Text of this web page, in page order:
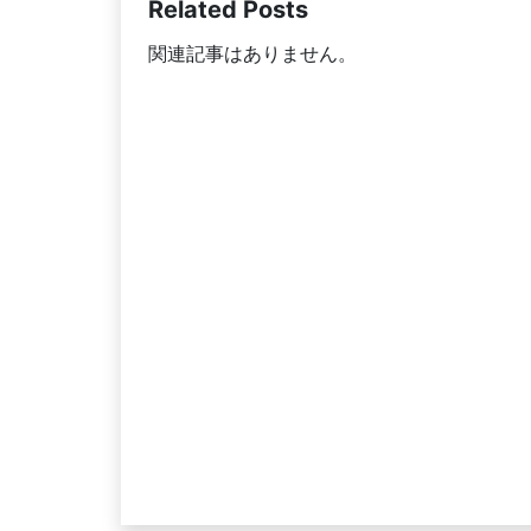
Related Posts
関連記事はありません。